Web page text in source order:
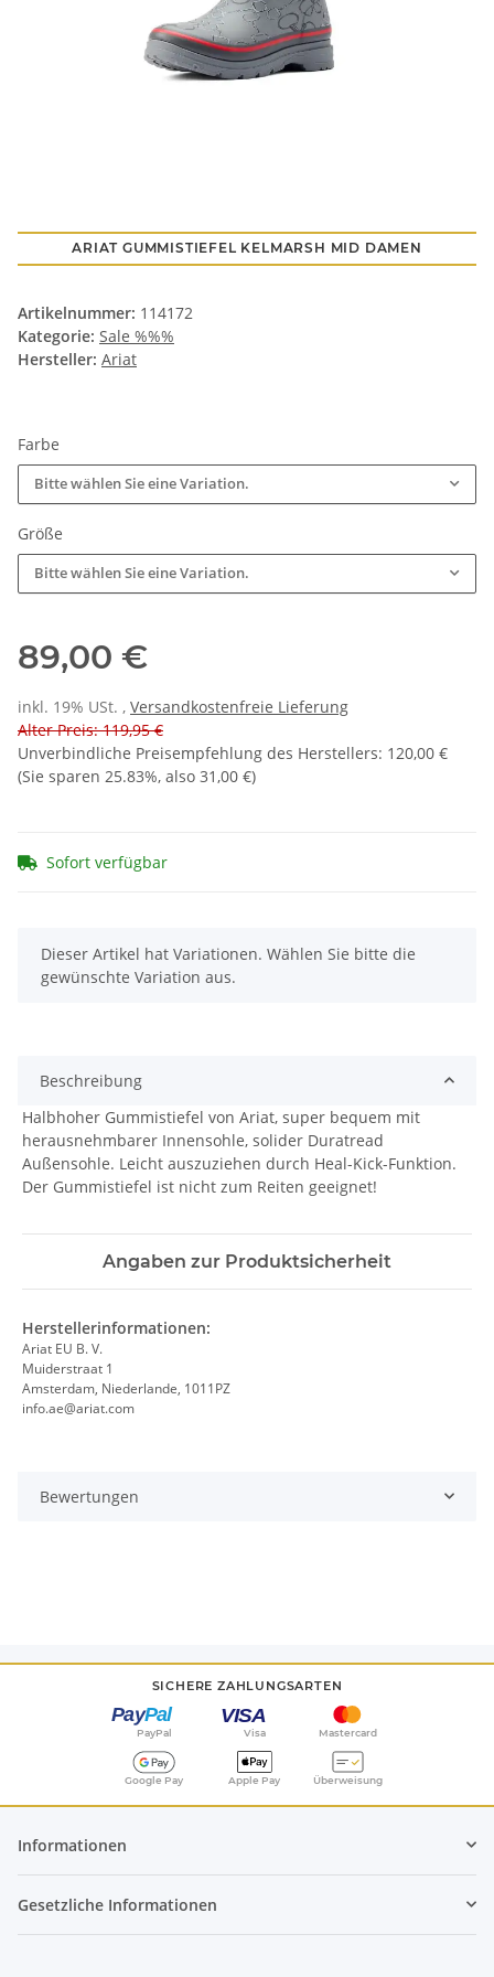
ARIAT GUMMISTIEFEL KELMARSH MID DAMEN
Artikelnummer: 114172
Kategorie: Sale %%%
Hersteller: Ariat
Farbe
Bitte wählen Sie eine Variation.
Größe
Bitte wählen Sie eine Variation.
89,00 €
inkl. 19% USt. , Versandkostenfreie Lieferung
Alter Preis: 119,95 €
Unverbindliche Preisempfehlung des Herstellers: 120,00 €
(Sie sparen 25.83%, also 31,00 €)
Sofort verfügbar
x
Dieser Artikel hat Variationen. Wählen Sie bitte die
gewünschte Variation aus.
Beschreibung
Halbhoher Gummistiefel von Ariat, super bequem mit
herausnehmbarer Innensohle, solider Duratread
Außensohle. Leicht auszuziehen durch Heal-Kick-Funktion.
Der Gummistiefel ist nicht zum Reiten geeignet!
Angaben zur Produktsicherheit
Herstellerinformationen:
Ariat EU B. V.
Muiderstraat 1
Amsterdam, Niederlande, 1011PZ
info.ae@ariat.com
Bewertungen
SICHERE ZAHLUNGSARTEN
PayPal Visa Mastercard
Google Pay Apple Pay Überweisung
Informationen
Gesetzliche Informationen